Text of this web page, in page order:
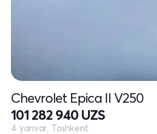
Chevrolet Epica II V250
101 282 940 UZS
4 yanvar, Toshkent